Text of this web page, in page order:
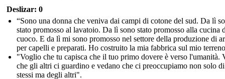
Deslizar: 0
“Sono una donna che veniva dai campi di cotone del sud. Da lì
stato promosso al lavatoio. Da lì sono stato promosso alla cucina
cuoco. E da lì mi sono promosso nel settore della produzione di
per capelli e preparati. Ho costruito la mia fabbrica sul mio
"Voglio che tu capisca che il tuo primo dovere è verso l'umanità.
che gli altri ci guardino e vedano che ci preoccupiamo non solo
stessi ma degli altri".